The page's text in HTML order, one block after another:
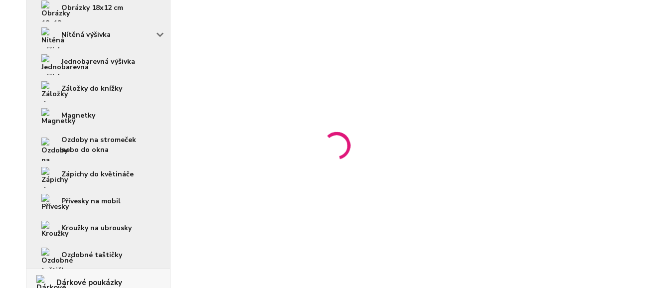
Obrázky 18x12 cm
Nítěná výšivka
Jednobarevná výšivka
Záložky do knížky
Magnetky
Ozdoby na stromeček
nebo do okna
Zápichy do květináče
Přívesky na mobil
Kroužky na ubrousky
Ozdobné taštičky
Dárkové poukázky